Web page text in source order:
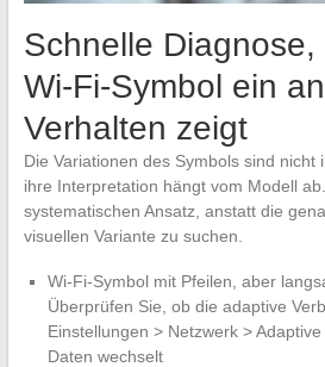
Schnelle
Wi-Fi-Symbol ein
Verhalten zeigt
Die Variationen des Symbols sind nicht
ihre Interpretation hängt vom Modell
systematischen Ansatz, anstatt die
visuellen Variante zu suchen.
Wi-Fi-Symbol mit Pfeilen, aber
Überprüfen Sie, ob die adaptive
Einstellungen > Netzwerk >
Daten wechselt